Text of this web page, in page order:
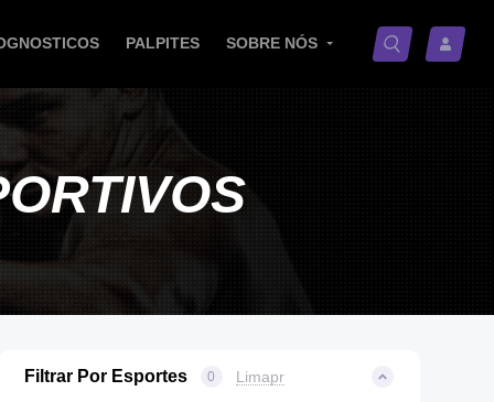
PALPITES SOBRE NÓS
Filtrar Por Esportes 0 Limapr